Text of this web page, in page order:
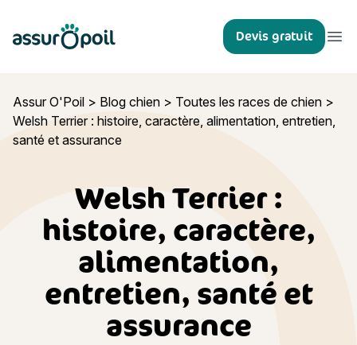
Assur O'Poil Devis gratuit
Assur O'Poil > Blog chien > Toutes les races de chien >
Welsh Terrier : histoire, caractère, alimentation, entretien,
santé et assurance
Welsh Terrier :
histoire, caractère,
alimentation,
entretien, santé et
assurance